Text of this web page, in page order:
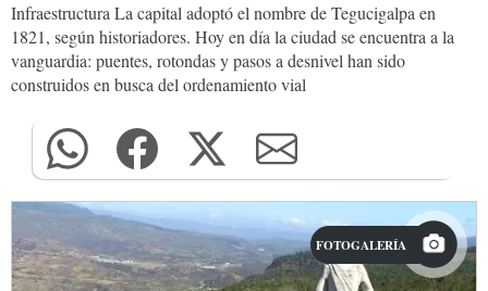
Infraestructura La capital adoptó el nombre de Tegucigalpa en
1821, según historiadores. Hoy en día la ciudad se encuentra a la
vanguardia: puentes, rotondas y pasos a desnivel han sido
construidos en busca del ordenamiento vial
FOTOGALERÍA